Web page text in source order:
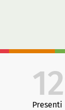
Presenti